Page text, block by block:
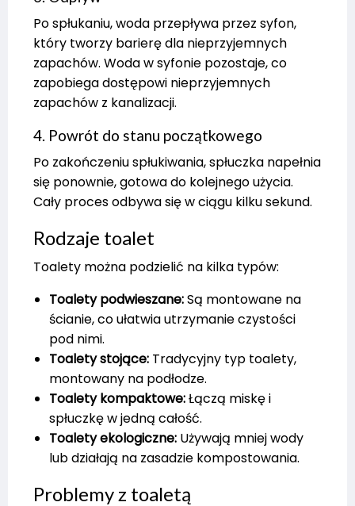
Po spłukaniu, woda przepływa przez syfon,
który tworzy barierę dla nieprzyjemnych
zapachów. Woda w syfonie pozostaje, co
zapobiega dostępowi nieprzyjemnych
zapachów z kanalizacji.
4. Powrót do stanu początkowego
Po zakończeniu spłukiwania, spłuczka napełnia
się ponownie, gotowa do kolejnego użycia.
Cały proces odbywa się w ciągu kilku sekund.
Rodzaje toalet
Toalety można podzielić na kilka typów:
Toalety podwieszane:Są montowane na
ścianie, co ułatwia utrzymanie czystości
pod nimi.
Toalety stojące: Tradycyjny typ toalety,
montowany na podłodze.
Toalety kompaktowe:Łączą miskę i
spłuczkę w jedną całość.
Toalety ekologiczne: Używają mniej wody
lub działają na zasadzie kompostowania.
Problemy z toaletą